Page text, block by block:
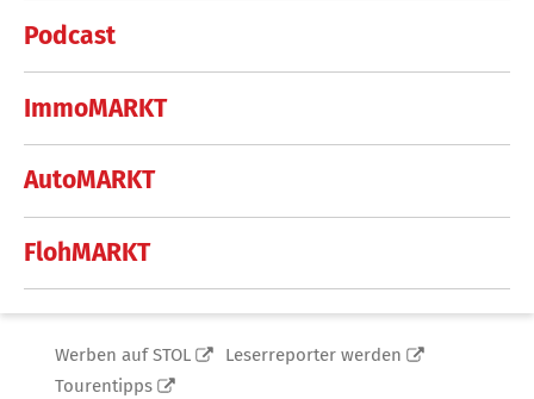
Podcast
ImmoMARKT
AutoMARKT
FlohMARKT
Werben auf STOL
Leserreporter werden
Tourentipps